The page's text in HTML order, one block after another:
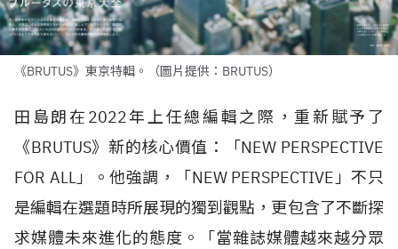
《BRUTUS》東京特輯。（圖片提供：BRUTUS）
田島朗在 2022年上任總編輯之際，重新賦予了
《BRUTUS》新的核心價值：「NEW PERSPECTIVE
FOR ALL」。他強調，「NEW PERSPECTIVE」不只
是編輯在選題時所展現的獨到觀點，更包含了不斷探
求媒體未來進化的態度。「當雜誌媒體越來越分眾